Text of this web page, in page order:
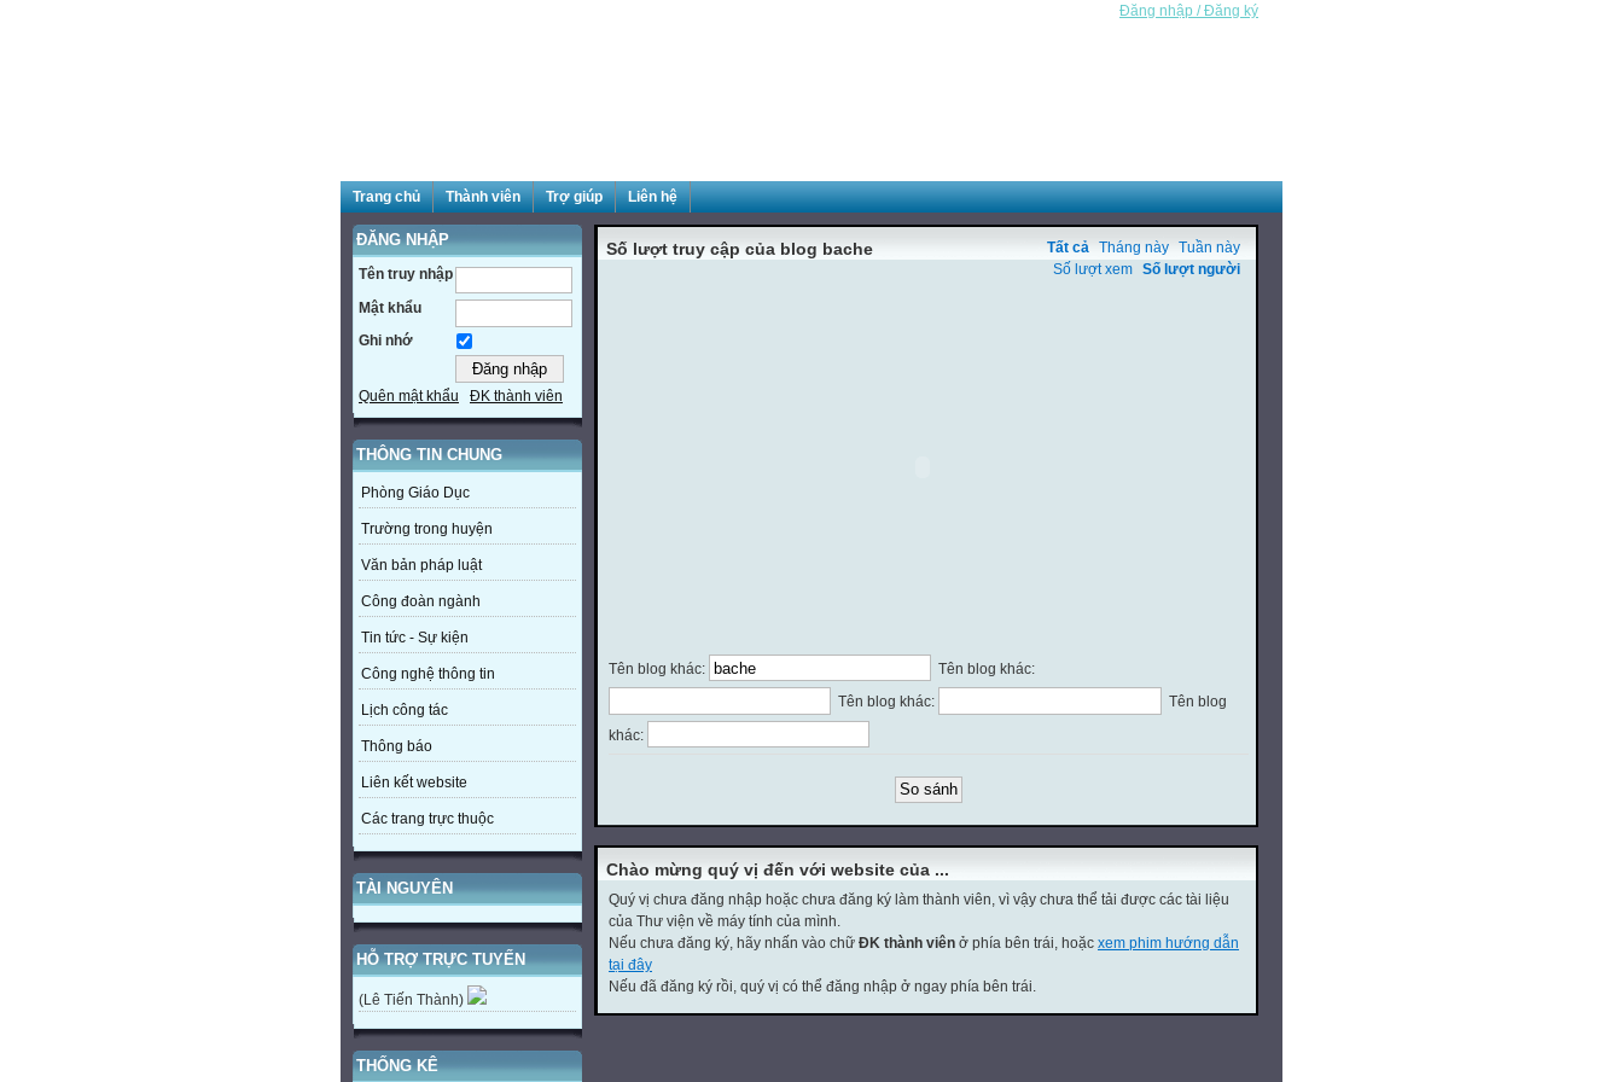
Đăng nhập / Đăng ký
Trang chủ Thành viên Trợ giúp Liên hệ
ĐĂNG NHẬP
Tên truy nhập
Mật khẩu
Ghi nhớ
Quên mật khẩu ĐK thành viên
THÔNG TIN CHUNG
Phòng Giáo Dục
Trường trong huyện
Văn bản pháp luật
Công đoàn ngành
Tin tức - Sự kiện
Công nghệ thông tin
Lịch công tác
Thông báo
Liên kết website
Các trang trực thuộc
TÀI NGUYÊN
HỖ TRỢ TRỰC TUYẾN
(Lê Tiến Thành)
THỐNG KÊ
Tất cả Tháng này Tuần này
Số lượt xem Số lượt người
Số lượt truy cập của blog bache
Tên blog khác:
Tên blog khác:
Tên blog khác:
Tên blog
khác:
Chào mừng quý vị đến với website của ...
Quý vị chưa đăng nhập hoặc chưa đăng ký làm thành viên, vì vậy chưa thể tải được các tài liệu
của Thư viện về máy tính của mình.
Nếu chưa đăng ký, hãy nhấn vào chữ ĐK thành viên ở phía bên trái, hoặc xem phim hướng dẫn
tại đây
Nếu đã đăng ký rồi, quý vị có thể đăng nhập ở ngay phía bên trái.